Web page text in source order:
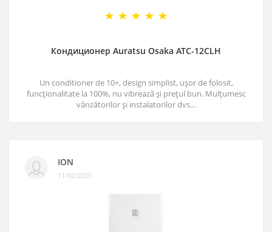
Кондиционер Auratsu Osaka ATC-12CLH
Un conditioner de 10+, design simplist, ușor de folosit,
funcționalitate la 100%, nu vibrează și prețul bun. Mulțumesc
vânzătorilor și instalatorilor dvs...
ION
11/02/2025